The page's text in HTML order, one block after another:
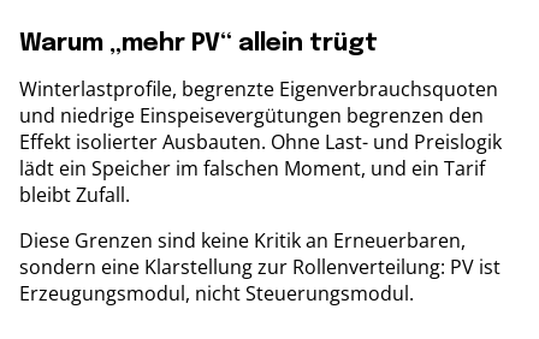
Warum „mehr PV“ allein trügt
Winterlastprofile, begrenzte Eigenverbrauchsquoten
und niedrige Einspeisevergütungen begrenzen den
Effekt isolierter Ausbauten. Ohne Last- und Preislogik
lädt ein Speicher im falschen Moment, und ein Tarif
bleibt Zufall.
Diese Grenzen sind keine Kritik an Erneuerbaren,
sondern eine Klarstellung zur Rollenverteilung: PV ist
Erzeugungsmodul, nicht Steuerungsmodul.